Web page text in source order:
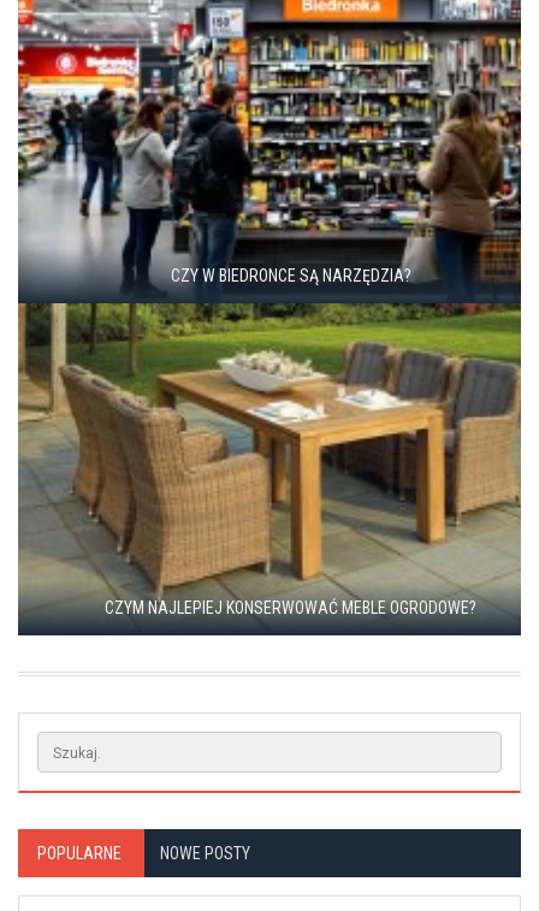
CZY W BIEDRONCE SĄ NARZĘDZIA?
CZYM NAJLEPIEJ KONSERWOWAĆ MEBLE OGRODOWE?
POPULARNE NOWE POSTY